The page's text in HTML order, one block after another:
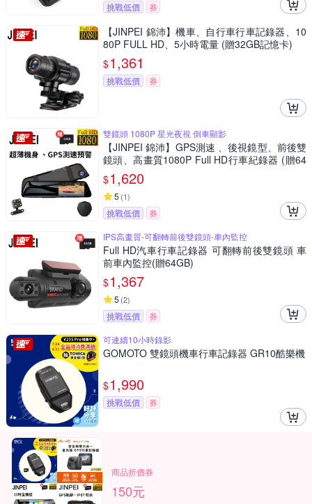
挑戰低價 券
【JINPEI 錦沛】機車、自行車行車記錄器、10
80P FULL HD、5小時電量 (贈32GB記憶卡)
$1,361
挑戰低價 券
雙鏡頭 1080P 星光夜視 倒車顯影
【JINPEI 錦沛】GPS測速 、後視鏡型、前後雙
鏡頭、高畫質1080P Full HD行車紀錄器 (贈64
GB 記憶卡)
$1,620
5 (1)
挑戰低價
券
IPS高畫質-可翻轉前後雙鏡頭-車內監控
Full HD汽車行車記錄器 可翻轉前後雙鏡頭 車
前車內監控(贈64GB)
$1,367
5 (2)
挑戰低價
券
可連續10小時錄影
GOMOTO 雙鏡頭機車行車記錄器 GR10酷樂機
$1,990
挑戰低價 券
商品折價券
150元